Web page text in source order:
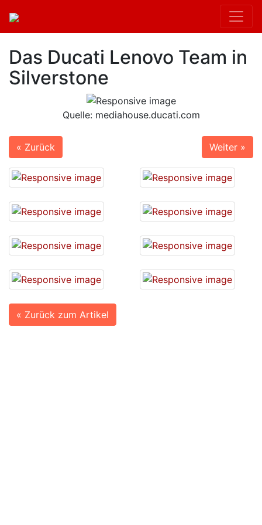
Das Ducati Lenovo Team in
Silverstone
Quelle: mediahouse.ducati.com
« Zurück Weiter »
« Zurück zum Artikel